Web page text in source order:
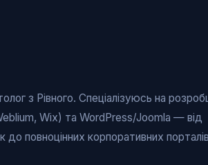
з Рівного. Спеціалізуюсь на
Wix) та WordPress/Joomla — від
до повноцінних корпоративних